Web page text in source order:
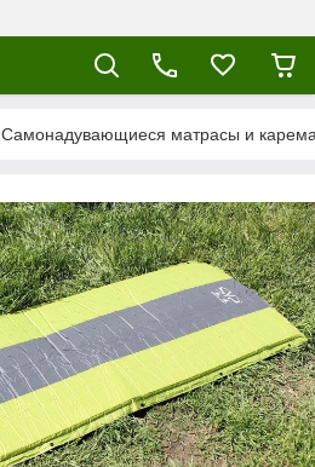
Самонадувающиеся матрасы и